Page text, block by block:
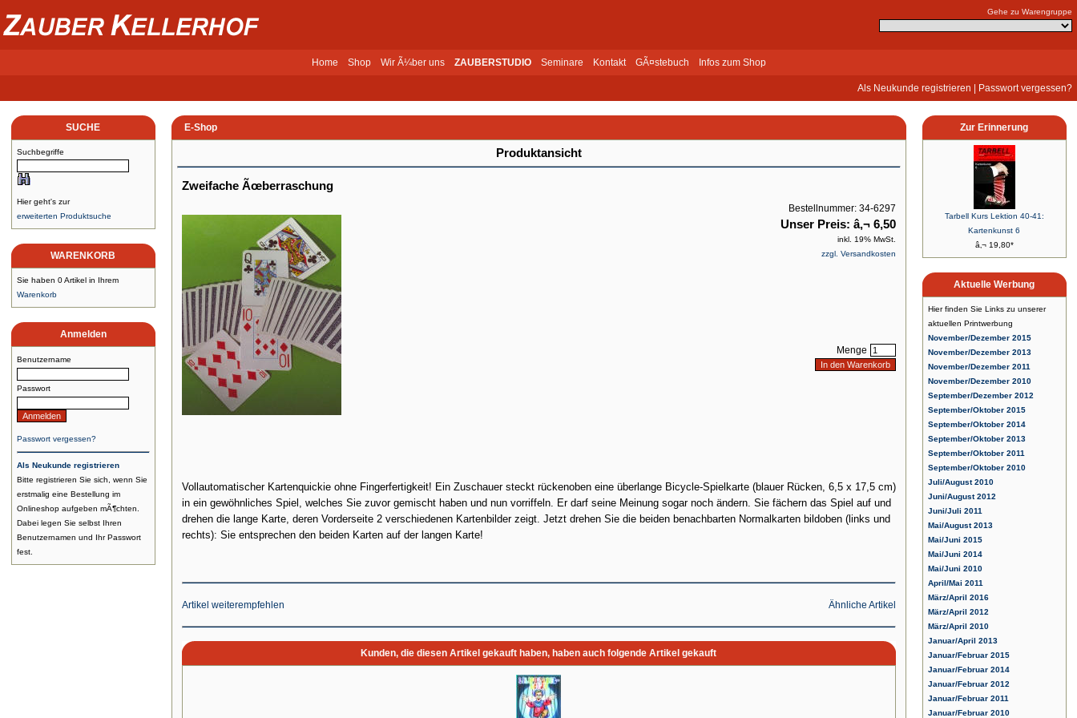
Gehe zu Warengruppe
Home Shop Wir Ã¼ber uns ZAUBERSTUDIO Seminare Kontakt GÃ¤stebuch Infos zum Shop
Als Neukunde registrieren Passwort vergessen?
SUCHE
Suchbegriffe
Hier geht's zur
erweiterten Produktsuche
WARENKORB
Sie haben 0 Artikel in Ihrem
Warenkorb
Anmelden
Benutzername
Passwort
Passwort vergessen?
Als Neukunde registrieren
Bitte registrieren Sie sich, wenn Sie
erstmalig eine Bestellung im
Onlineshop aufgeben mÃ¶chten.
Dabei legen Sie selbst Ihren
Benutzernamen und Ihr Passwort
fest.
E-Shop
Produktansicht
Zweifache Ãœberraschung
Bestellnummer: 34-6297
Unser Preis: â‚¬ 6,50
inkl. 19% MwSt.
zzgl. Versandkosten
Menge
Vollautomatischer Kartenquickie ohne Fingerfertigkeit! Ein Zuschauer steckt rückenoben eine überlange Bicycle-Spielkarte (blauer Rücken, 6,5 x 17,5 cm)
in ein gewöhnliches Spiel, welches Sie zuvor gemischt haben und nun vorriffeln. Er darf seine Meinung sogar noch ändern. Sie fächern das Spiel auf und
drehen die lange Karte, deren Vorderseite 2 verschiedenen Kartenbilder zeigt. Jetzt drehen Sie die beiden benachbarten Normalkarten bildoben (links und
rechts): Sie entsprechen den beiden Karten auf der langen Karte!
Artikel weiterempfehlen Ähnliche Artikel
Kunden, die diesen Artikel gekauft haben, haben auch folgende Artikel gekauft
Zur Erinnerung
Tarbell Kurs Lektion 40-41:
Kartenkunst 6
â‚¬ 19,80*
Aktuelle Werbung
Hier finden Sie Links zu unserer
aktuellen Printwerbung
November/Dezember 2015
November/Dezember 2013
November/Dezember 2011
November/Dezember 2010
September/Dezember 2012
September/Oktober 2015
September/Oktober 2014
September/Oktober 2013
September/Oktober 2011
September/Oktober 2010
Juli/August 2010
Juni/August 2012
Juni/Juli 2011
Mai/August 2013
Mai/Juni 2015
Mai/Juni 2014
Mai/Juni 2010
April/Mai 2011
März/April 2016
März/April 2012
März/April 2010
Januar/April 2013
Januar/Februar 2015
Januar/Februar 2014
Januar/Februar 2012
Januar/Februar 2011
Januar/Februar 2010